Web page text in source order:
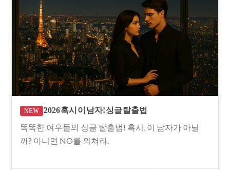
NEW 2026 혹시 이 남자! 싱글 탈출법
똑똑한 여우들의 싱글 탈출법! 혹시, 이 남자가 아닐
까? 아니면 NO를 외쳐라.